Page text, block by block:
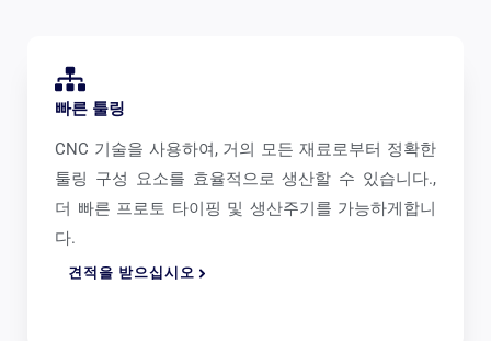
빠른 툴링
CNC 기술을 사용하여, 거의 모든 재료로부터 정확한
툴링 구성 요소를 효율적으로 생산할 수 있습니다.,
더 빠른 프로토 타이핑 및 생산주기를 가능하게합니
다.
견적을 받으십시오